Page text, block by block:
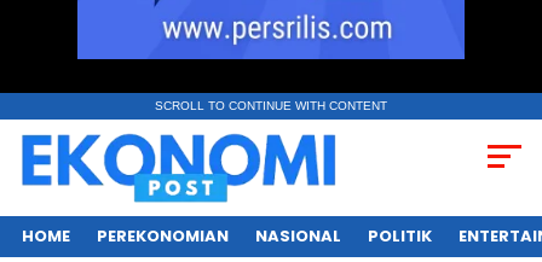
SCROLL TO CONTINUE WITH CONTENT
HOME PEREKONOMIAN NASIONAL POLITIK